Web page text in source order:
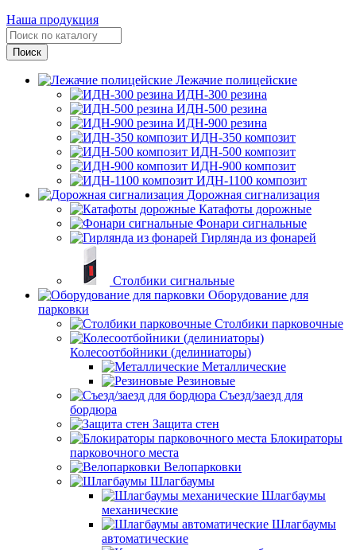
Наша продукция
Лежачие полицейские
ИДН-300 резина
ИДН-500 резина
ИДН-900 резина
ИДН-350 композит
ИДН-500 композит
ИДН-900 композит
ИДН-1100 композит
Дорожная сигнализация
Катафоты дорожные
Фонари сигнальные
Гирлянда из фонарей
Столбики сигнальные
Оборудование для
парковки
Столбики парковочные
Колесоотбойники (делиниаторы)
Металлические
Резиновые
Съезд/заезд для
бордюра
Защита стен
Блокираторы
парковочного места
Велопарковки
Шлагбаумы
Шлагбаумы
механические
Шлагбаумы
автоматические